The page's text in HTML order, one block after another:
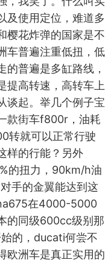
及使用定位，难道多
樱花炸弹的国家是不
车普遍注重低扭，低
的普遍是多缸路线，
提高转速，高转车上
谈起。举几个例子宝
款街车f800r，油耗
转就可以正常行驶
样的行能？另外
的扭力，90km/h油
手的金翼能达到这
在4000-5000
的同级600cc级别那
的，ducati何尝不
欧洲车是真正实用的